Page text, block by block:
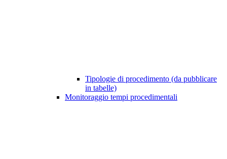
Tipologie di procedimento (da pubblicare
in tabelle)
Monitoraggio tempi procedimentali